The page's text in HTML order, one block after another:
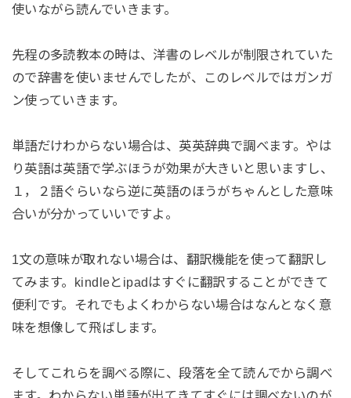
使いながら読んでいきます。
先程の多読教本の時は、洋書のレベルが制限されていた
ので辞書を使いませんでしたが、このレベルではガンガ
ン使っていきます。
単語だけわからない場合は、英英辞典で調べます。やは
り英語は英語で学ぶほうが効果が大きいと思いますし、
１，２語ぐらいなら逆に英語のほうがちゃんとした意味
合いが分かっていいですよ。
1文の意味が取れない場合は、翻訳機能を使って翻訳し
てみます。kindleとipadはすぐに翻訳することができて
便利です。それでもよくわからない場合はなんとなく意
味を想像して飛ばします。
そしてこれらを調べる際に、段落を全て読んでから調べ